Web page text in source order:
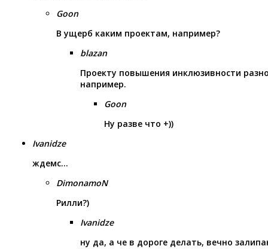
Goon
В ущерб каким проектам, например?
blazan
Проекту повышения инклюзивности
например.
Goon
Ну разве что +))
Ivanidze
ждемс…
DimonamoN
Рилли?)
Ivanidze
ну да, а че в дороге делать, вечно